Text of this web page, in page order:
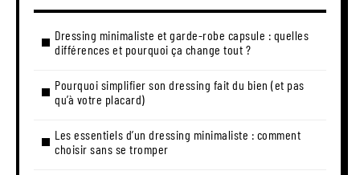
Dressing minimaliste et garde-robe capsule : quelles
différences et pourquoi ça change tout ?
Pourquoi simplifier son dressing fait du bien (et pas
qu’à votre placard)
Les essentiels d’un dressing minimaliste : comment
choisir sans se tromper